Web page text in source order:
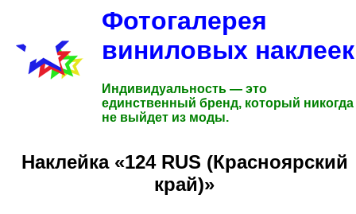
Фотогалерея
виниловых наклеек
Индивидуальность — это
единственный бренд, который никогда
не выйдет из моды.
Наклейка «124 RUS (Красноярский
край)»